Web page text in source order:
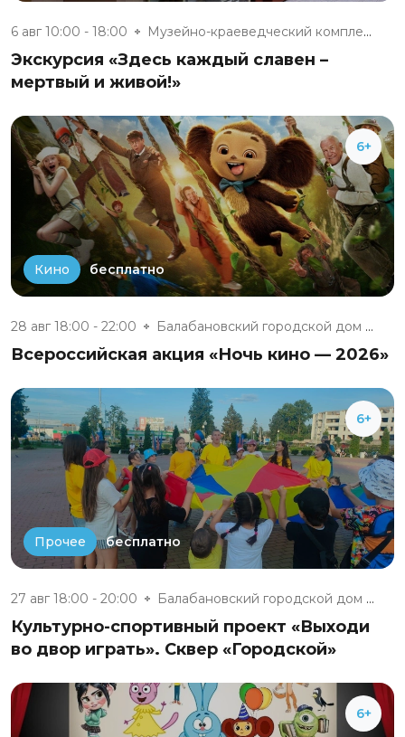
6 авг 10:00 - 18:00 Музейно-краеведческий комплекс...
Экскурсия «Здесь каждый славен –
мертвый и живой!»
6+
Кино бесплатно
28 авг 18:00 - 22:00 Балабановский городской дом ку...
Всероссийская акция «Ночь кино — 2026»
6+
Прочее бесплатно
27 авг 18:00 - 20:00 Балабановский городской дом ку...
Культурно-спортивный проект «Выходи
во двор играть». Сквер «Городской»
6+